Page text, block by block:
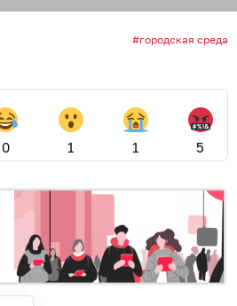
городская среда
0 1 1 5